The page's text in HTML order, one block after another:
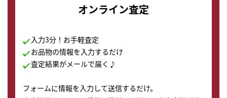
オンライン査定
入力3分！お手軽査定
お品物の情報を入力するだけ
査定結果がメールで届く♪
フォームに情報を入力して送信するだけ。